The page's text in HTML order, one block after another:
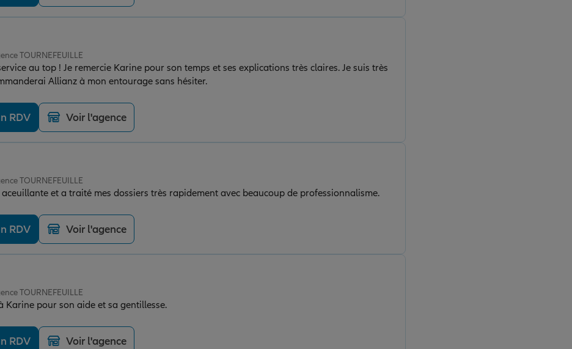
TOURNEFEUILLE
au top ! Je remercie Karine pour son temps et ses explications très claires. Je suis très
Allianz à mon entourage sans hésiter.
RDV Voir l'agence
TOURNEFEUILLE
et a traité mes dossiers très rapidement avec beaucoup de professionnalisme.
RDV Voir l'agence
TOURNEFEUILLE
Merci beaucoup à Karine pour son aide et sa gentillesse.
RDV Voir l'agence